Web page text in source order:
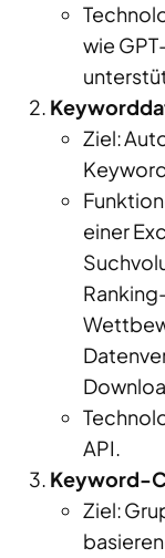
wie
Ziel:
einer
API.
Keyword-
Ziel: